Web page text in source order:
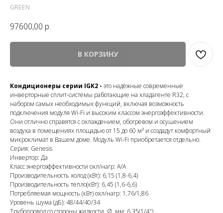
GREEN
97600,00 р.
В КОРЗИНУ
Кондиционеры серии IGK2 - это надёжные современные
инверторные сплит-системы работающие на хладагенте R32, с
набором самых необходимых функций, включая возможность
подключения модуля Wi-Fi и высоким классом энергоэффективности.
Они отлично справятся с охлаждением, обогревом и осушением
воздуха в помещениях площадью от 15 до 60 м² и создадут комфортный
микроклимат в Вашем доме. Модуль Wi-Fi приобретается отдельно.
Серия: Genesis
Инвертор: Да
Класс энергоэффективности охл/нагр: А/А
Производительность холод (кВт): 6,15 (1,8-6,4)
Производительность тепло(кВт): 6,45 (1,6-6,6)
Потребляемая мощность (кВт) охл/нагр: 1,76/1,86
Уровень шума (дБ): 48/44/40/34